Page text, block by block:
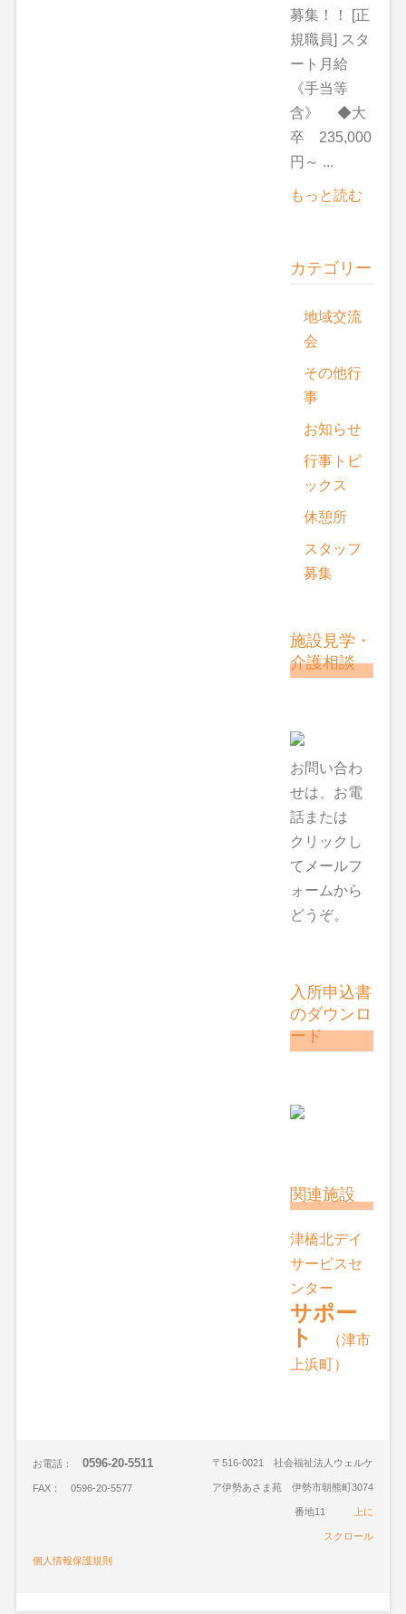
募集！！ [正
規職員] スタ
ート月給
《手当等
含》 ◆大
卒 235,000
円～ ...
もっと読む
カテゴリー
地域交流
会
その他行
事
お知らせ
行事トピ
ックス
休憩所
スタッフ
募集
施設見学・
介護相談
お問い合わ
せは、お電
話または
クリックし
てメールフ
ォームから
どうぞ。
入所申込書
のダウンロ
ード
関連施設
津橋北デイ
サービスセ
ンター
サポー
ト
（津市
上浜町）
お電話：0596-20-5511
FAX： 0596-20-5577
〒516-0021 社会福祉法人ウェルケ
ア伊勢あさま苑 伊勢市朝熊町3074
番地11 上に
スクロール
個人情報保護規則